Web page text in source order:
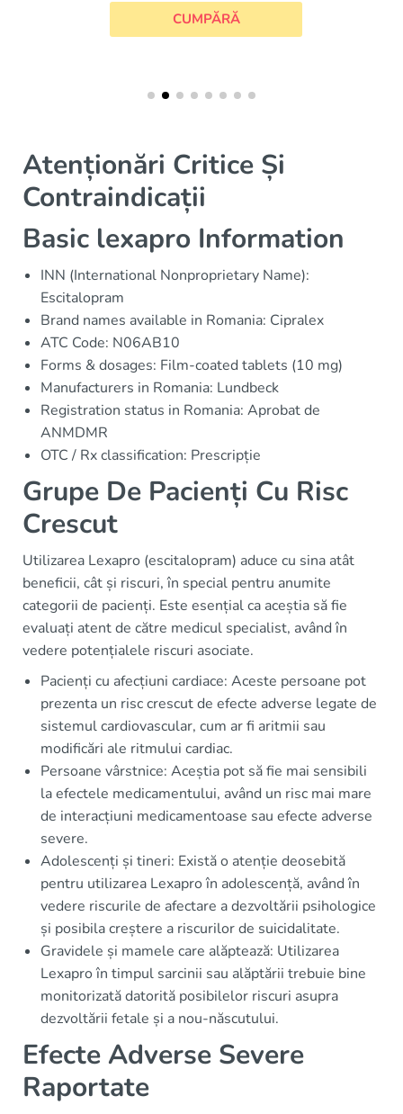
CUMPĂRĂ
Atenționări Critice Și
Contraindicații
Basic lexapro Information
INN (International Nonproprietary Name):
Escitalopram
Brand names available in Romania: Cipralex
ATC Code: N06AB10
Forms & dosages: Film-coated tablets (10 mg)
Manufacturers in Romania: Lundbeck
Registration status in Romania: Aprobat de
ANMDMR
OTC / Rx classification: Prescripție
Grupe De Pacienți Cu Risc
Crescut
Utilizarea Lexapro (escitalopram) aduce cu sina atât
beneficii, cât și riscuri, în special pentru anumite
categorii de pacienți. Este esențial ca aceștia să fie
evaluați atent de către medicul specialist, având în
vedere potențialele riscuri asociate.
Pacienți cu afecțiuni cardiace: Aceste persoane pot
prezenta un risc crescut de efecte adverse legate de
sistemul cardiovascular, cum ar fi aritmii sau
modificări ale ritmului cardiac.
Persoane vârstnice: Aceștia pot să fie mai sensibili
la efectele medicamentului, având un risc mai mare
de interacțiuni medicamentoase sau efecte adverse
severe.
Adolescenți și tineri: Există o atenție deosebită
pentru utilizarea Lexapro în adolescență, având în
vedere riscurile de afectare a dezvoltării psihologice
și posibila creștere a riscurilor de suicidalitate.
Gravidele și mamele care alăptează: Utilizarea
Lexapro în timpul sarcinii sau alăptării trebuie bine
monitorizată datorită posibilelor riscuri asupra
dezvoltării fetale și a nou-născutului.
Efecte Adverse Severe
Raportate